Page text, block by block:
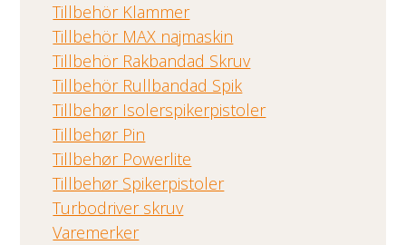
Tillbehör Klammer
Tillbehör MAX najmaskin
Tillbehör Rakbandad Skruv
Tillbehör Rullbandad Spik
Tillbehør Isolerspikerpistoler
Tillbehør Pin
Tillbehør Powerlite
Tillbehør Spikerpistoler
Turbodriver skruv
Varemerker